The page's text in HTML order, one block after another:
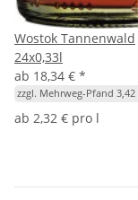
Wostok Tannenwald
24x0,33l
ab 18,34 € *
zzgl. Mehrweg-Pfand 3,42
ab 2,32 € pro l